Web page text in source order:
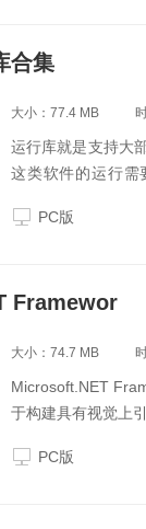
合集
大小：77.4 MB
运行库就是支持大
这类软件的运行需
VC++运行库或者
PC版
Framewor
大小：74.7 MB
Microsoft.NET
于构建具有视觉上
PC版